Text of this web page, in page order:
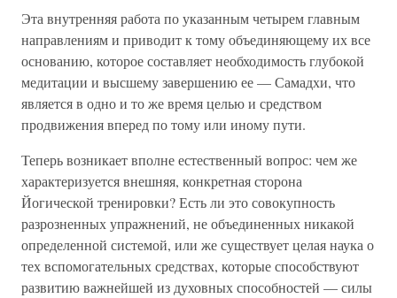
Эта внутренняя работа по указанным четырем главным
направлениям и приводит к тому объединяющему их все
основанию, которое составляет необходимость глубокой
медитации и высшему завершению ее — Самадхи, что
является в одно и то же время целью и средством
продвижения вперед по тому или иному пути.
Теперь возникает вполне естественный вопрос: чем же
характеризуется внешняя, конкретная сторона
Йогической тренировки? Есть ли это совокупность
разрозненных упражнений, не объединенных никакой
определенной системой, или же существует целая наука о
тех вспомогательных средствах, которые способствуют
развитию важнейшей из духовных способностей — силы